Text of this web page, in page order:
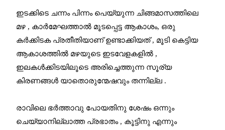
ഇടക്കിടെ ചന്നം പിന്നം പെയ്യുന്ന ചിങ്ങമാസത്തിലെ
മഴ , കാർമേഘത്താൽ മൂടപ്പെട്ട ആകാശം, ഒരു
കർക്കിടക പ്രതീതിയാണ് ഉണ്ടാക്കിയത് , മൂടി കെട്ടിയ
ആകാശത്തിൽ മഴയുടെ ഇടവേളകളിൽ ,
ഇലകൾക്കിടയിലൂടെ അരിച്ചെത്തുന്ന സൂര്യ
കിരണങ്ങൾ യാതൊരുന്മേഷവും തന്നില്ല .
രാവിലെ ഭർത്താവു പോയതിനു ശേഷം ഒന്നും
ചെയ്യാനില്ലാത്ത പ്രഭാതം , കൂട്ടിനു എന്നും